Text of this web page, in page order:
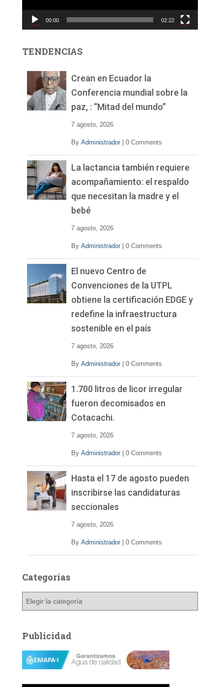
c
d
00:00 02:22
TENDENCIAS
Crean en Ecuador la
Conferencia mundial sobre la
paz, : “Mitad del mundo”
7 agosto, 2026
By Administrador 0 Comments
La lactancia también requiere
acompañamiento: el respaldo
que necesitan la madre y el
bebé
7 agosto, 2026
By Administrador 0 Comments
El nuevo Centro de
Convenciones de la UTPL
obtiene la certificación EDGE y
redefine la infraestructura
sostenible en el país
7 agosto, 2026
By Administrador 0 Comments
1.700 litros de licor irregular
fueron decomisados en
Cotacachi.
7 agosto, 2026
By Administrador 0 Comments
Hasta el 17 de agosto pueden
inscribirse las candidaturas
seccionales
7 agosto, 2026
By Administrador 0 Comments
Categorías
g
o
a
Publicidad